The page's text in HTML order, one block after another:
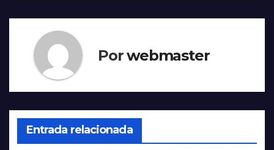
Porwebmaster
Entrada relacionada